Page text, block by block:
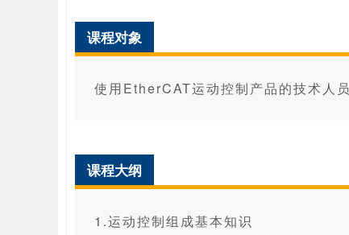
课程对象
使用EtherCAT运动控制产品的技术人员
课程大纲
1.运动控制组成基本知识